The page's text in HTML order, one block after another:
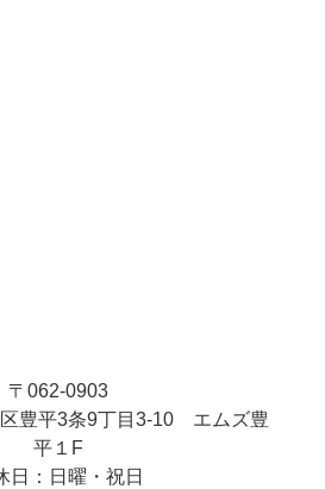
〒062-0903
豊平3条9丁目3-10 エムズ豊
平１F
日：日曜・祝日